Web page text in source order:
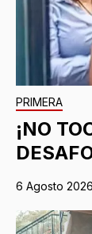
PRIMERA
¡NO
6 Agosto 2026